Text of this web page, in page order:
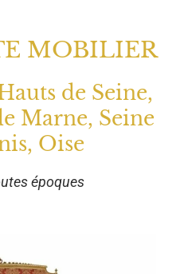
MOBILIER
de Seine,
Marne, Seine
Oise
époques